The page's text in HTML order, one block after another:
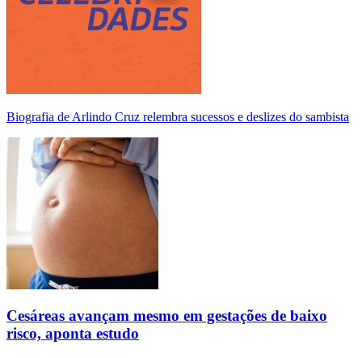
Biografia de Arlindo Cruz relembra sucessos e deslizes do sambista
Cesáreas avançam mesmo em gestações de baixo
risco, aponta estudo